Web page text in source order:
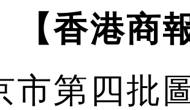
港商報
市第四批